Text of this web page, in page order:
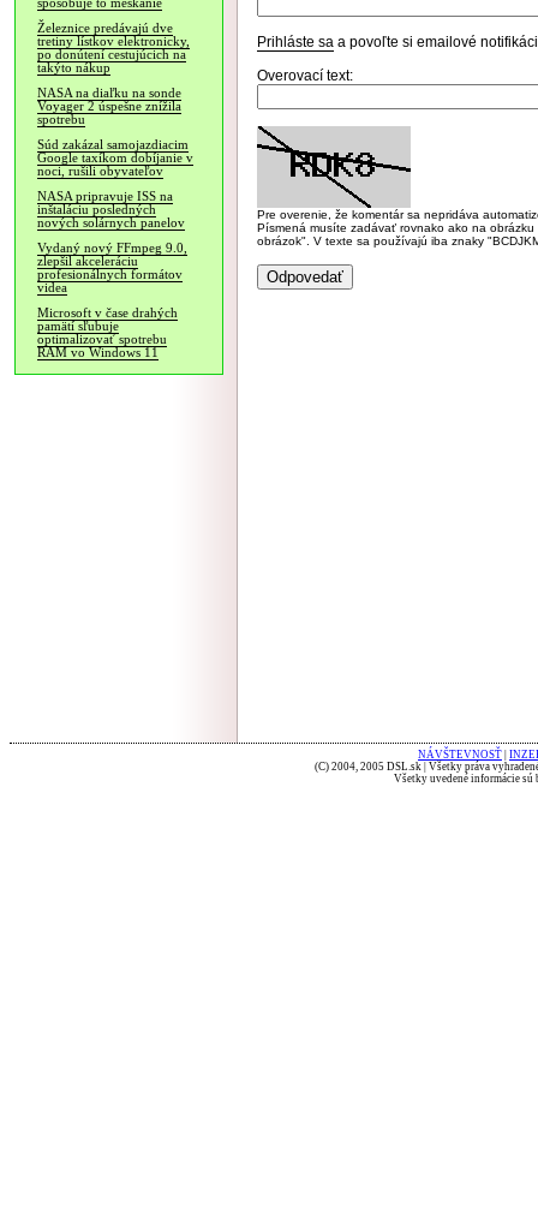
spôsobuje to meškanie
Železnice predávajú dve
tretiny lístkov elektronicky,
po donútení cestujúcich na
takýto nákup
NASA na diaľku na sonde
Voyager 2 úspešne znížila
spotrebu
Súd zakázal samojazdiacim
Google taxíkom dobíjanie v
noci, rušili obyvateľov
NASA pripravuje ISS na
inštaláciu posledných
nových solárnych panelov
Vydaný nový FFmpeg 9.0,
zlepšil akceleráciu
profesionálnych formátov
videa
Microsoft v čase drahých
pamätí sľubuje
optimalizovať spotrebu
RAM vo Windows 11
Prihláste sa a povoľte si emailové
Overovací text:
Pre overenie, že komentár sa nepridáva
Písmená musíte zadávať rovnako ako na
obrázok". V texte sa používajú iba znaky
NÁVŠTEVNOSŤ
(C) 2004, 2005 DSL.sk | Všetky práva
Všetky uvedené informácie sú